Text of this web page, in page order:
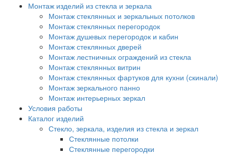
Монтаж изделий из стекла и зеркала
Монтаж стеклянных и зеркальных потолков
Монтаж стеклянных перегородок
Монтаж душевых перегородок и кабин
Монтаж стеклянных дверей
Монтаж лестничных ограждений из стекла
Монтаж стеклянных витрин
Монтаж стеклянных фартуков для кухни (скинали)
Монтаж зеркального панно
Монтаж интерьерных зеркал
Условия работы
Каталог изделий
Стекло, зеркала, изделия из стекла и зеркал
Стеклянные потолки
Стеклянные перегородки